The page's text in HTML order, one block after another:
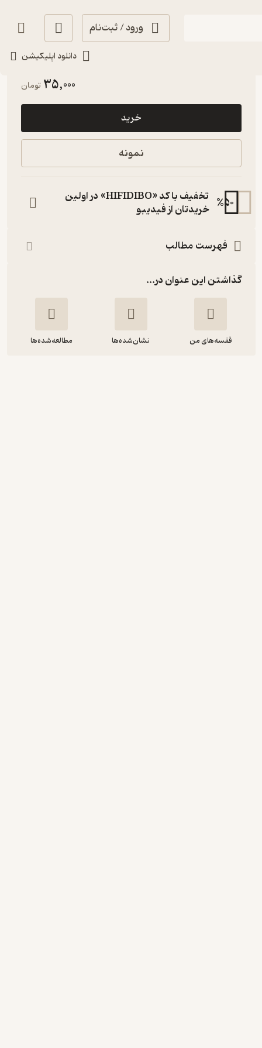
ورود / ثبت‌نام
دانلود اپلیکیشن
پربار 🌳(
35,000 تومان
خرید
نمونه
%50
تخفیف با کد «HIFIDIBO» در اولین
خریدتان از فیدیبو
فهرست مطالب
گذاشتن این عنوان در...
قفسه‌های من نشان‌شده‌ها مطالعه‌شده‌ها